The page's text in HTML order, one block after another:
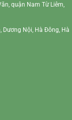
quận Nam Từ Liêm,
Dương Nội, Hà Đông, Hà